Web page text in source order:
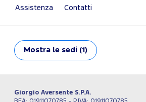
Assistenza Contatti
Mostra le sedi (1)
Giorgio Aversente S.P.A.